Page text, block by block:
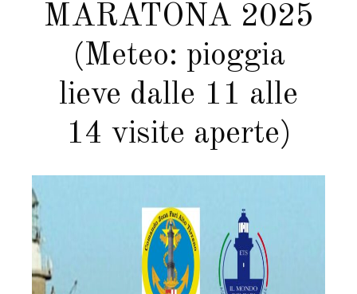
MARATONA 2025
(Meteo: pioggia
lieve dalle 11 alle
14 visite aperte)